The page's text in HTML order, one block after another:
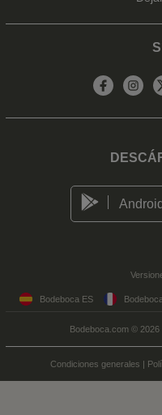
Android
Bodeboca ES
Bodeboca.com ©
Condiciones generales |